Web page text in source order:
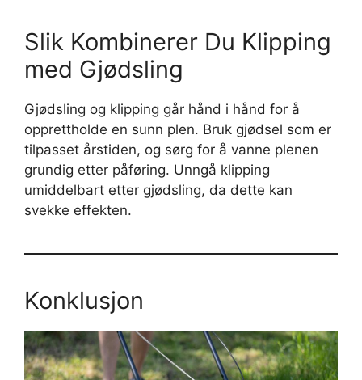
Slik Kombinerer Du Klipping
med Gjødsling
Gjødsling og klipping går hånd i hånd for å
opprettholde en sunn plen. Bruk gjødsel som er
tilpasset årstiden, og sørg for å vanne plenen
grundig etter påføring. Unngå klipping
umiddelbart etter gjødsling, da dette kan
svekke effekten.
Konklusjon